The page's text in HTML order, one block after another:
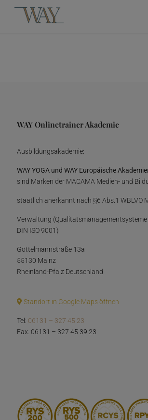
WAY Onlinetrainer Akademie
Ausbildungsakademie:
WAY YOGA und WAY Europäische
sind Marken der MACAMA Medien- und
staatlich anerkannt nach §6 Abs.1 WBLVO
Verwaltung
DIN ISO 9001)
Göttelmannstraße 13a
55130 Mainz
Rheinland-Pfalz Deutschland
Standort in Google Maps öffnen
Tel: 06131 – 327 45 23
Fax: 06131 – 327 45 39 23